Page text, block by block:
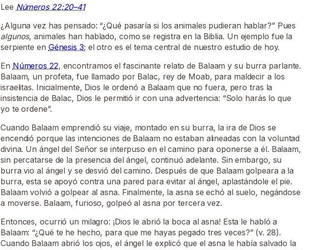
Lee Números 22:20–41
¿Alguna vez has pensado: “¿Qué pasaría si los animales pudieran hablar?” Pues
algunos, animales han hablado, como se registra en la Biblia. Un ejemplo fue la
serpiente en Génesis 3; el otro es el tema central de nuestro estudio de hoy.
En Números 22, encontramos el fascinante relato de Balaam y su burra parlante.
Balaam, un profeta, fue llamado por Balac, rey de Moab, para maldecir a los
israelitas. Inicialmente, Dios le ordenó a Balaam que no fuera, pero tras la
insistencia de Balac, Dios le permitió ir con una advertencia: “Solo harás lo que
yo te ordene”.
Cuando Balaam emprendió su viaje, montado en su burra, la ira de Dios se
encendió porque las intenciones de Balaam no estaban alineadas con la voluntad
divina. Un ángel del Señor se interpuso en el camino para oponerse a él. Balaam,
sin percatarse de la presencia del ángel, continuó adelante. Sin embargo, su
burra vio al ángel y se desvió del camino. Después de que Balaam golpeara a la
burra, esta se apoyó contra una pared para evitar al ángel, aplastándole el pie.
Balaam volvió a golpear al asna. Finalmente, la asna se echó al suelo, negándose
a moverse. Balaam, furioso, golpeó al asna por tercera vez.
Entonces, ocurrió un milagro: ¡Dios le abrió la boca al asna! Esta le habló a
Balaam: “¿Qué te he hecho, para que me hayas pegado tres veces?” (v. 28).
Cuando Balaam abrió los ojos, el ángel le explicó que el asna le había salvado la